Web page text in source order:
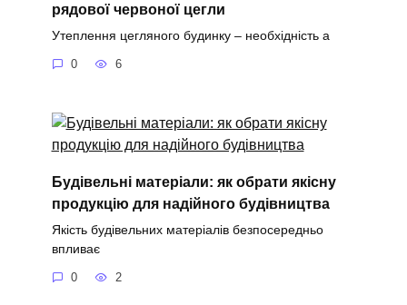
рядової червоної цегли
Утеплення цегляного будинку – необхідність а
0 6
Будівельні матеріали: як обрати якісну
продукцію для надійного будівництва
Якість будівельних матеріалів безпосередньо
впливає
0 2